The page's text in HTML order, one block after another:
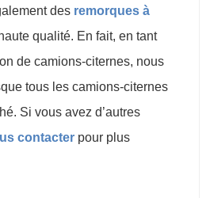
des remorques à
haute qualité. En fait, en tant
de camions-citernes, nous
tous les camions-citernes
Si vous avez d’autres
contacter pour plus